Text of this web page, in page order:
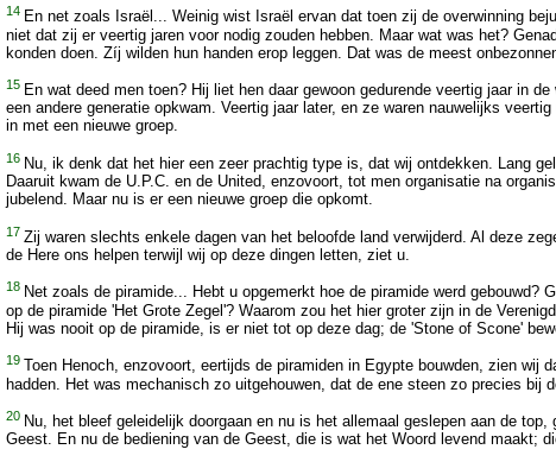
14 En net zoals Israël... Weinig wist Israël ervan dat toen zij de overwinning
niet dat zij er veertig jaren voor nodig zouden hebben. Maar wat was het?
konden doen. Zíj wilden hun handen erop leggen. Dat was de meest
15 En wat deed men toen? Hij liet hen daar gewoon gedurende veertig jaar in
een andere generatie opkwam. Veertig jaar later, en ze waren nauwelijks
in met een nieuwe groep.
16 Nu, ik denk dat het hier een zeer prachtig type is, dat wij ontdekken. Lang
Daaruit kwam de U.P.C. en de United, enzovoort, tot men organisatie na
jubelend. Maar nu is er een nieuwe groep die opkomt.
17 Zij waren slechts enkele dagen van het beloofde land verwijderd. Al deze
de Here ons helpen terwijl wij op deze dingen letten, ziet u.
18 Net zoals de piramide... Hebt u opgemerkt hoe de piramide werd
op de piramide 'Het Grote Zegel'? Waarom zou het hier groter zijn in de
Hij was nooit op de piramide, is er niet tot op deze dag; de 'Stone of Scone'
19 Toen Henoch, enzovoort, eertijds de piramiden in Egypte bouwden, zien
hadden. Het was mechanisch zo uitgehouwen, dat de ene steen zo precies bij
20 Nu, het bleef geleidelijk doorgaan en nu is het allemaal geslepen aan de
Geest. En nu de bediening van de Geest, die is wat het Woord levend maakt;